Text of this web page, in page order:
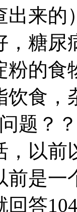
出来的
，糖尿
粉的食
饮食，
题？
，以前
是一
回答